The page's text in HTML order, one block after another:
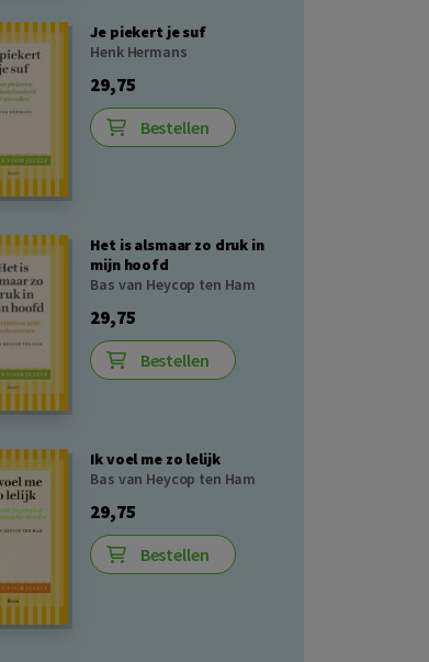
Je piekert je suf
Henk Hermans
29,75
Bestellen
Het is alsmaar zo druk in
mijn hoofd
Bas van Heycop ten Ham
29,75
Bestellen
Ik voel me zo lelijk
Bas van Heycop ten Ham
29,75
Bestellen